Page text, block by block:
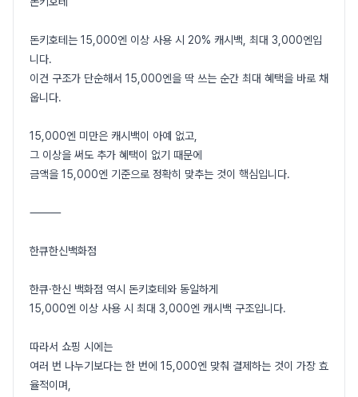
돈키호테는 15,000엔 이상 사용 시 20% 캐시백, 최대 3,000엔입
니다.
이건 구조가 단순해서 15,000엔을 딱 쓰는 순간 최대 혜택을 바로 채
웁니다.
15,000엔 미만은 캐시백이 아예 없고,
그 이상을 써도 추가 혜택이 없기 때문에
금액을 15,000엔 기준으로 정확히 맞추는 것이 핵심입니다.
⸻
한큐한신백화점
한큐·한신 백화점 역시 돈키호테와 동일하게
15,000엔 이상 사용 시 최대 3,000엔 캐시백 구조입니다.
따라서 쇼핑 시에는
여러 번 나누기보다는 한 번에 15,000엔 맞춰 결제하는 것이 가장 효
율적이며,